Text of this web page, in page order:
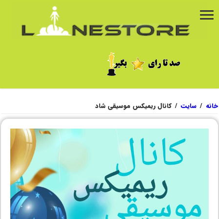
خانه / سایت / کانال ریمیکس موسیقی شاد